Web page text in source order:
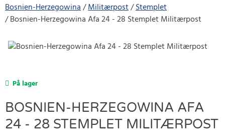
Bosnien-Herzegowina Militærpost Stemplet
Bosnien-Herzegowina Afa 24 - 28 Stemplet Militærpost
På lager
BOSNIEN-HERZEGOWINA AFA
24 - 28 STEMPLET MILITÆRPOST